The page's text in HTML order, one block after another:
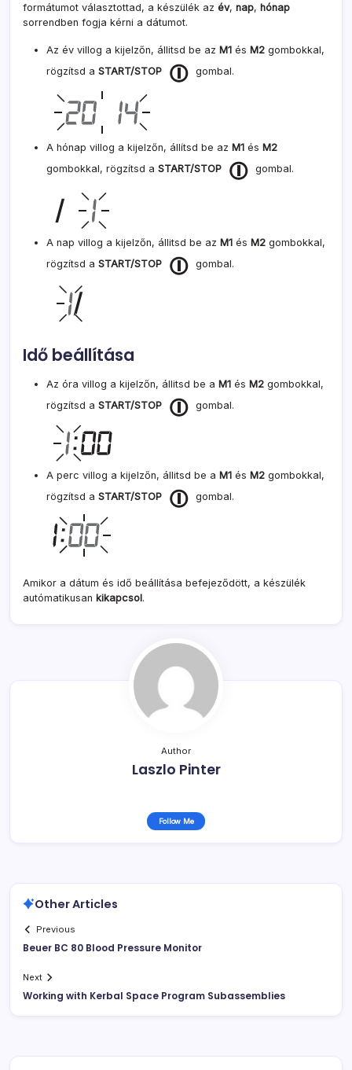
formátumot választottad, a készülék az év, nap, hónap
sorrendben fogja kérni a dátumot.
Az év villog a kijelzőn, állitsd be az M1 és M2 gombokkal,
rögzítsd a START/STOP gombal.
A hónap villog a kijelzőn, állítsd be az M1 és M2
gombokkal, rögzítsd a START/STOP gombal.
A nap villog a kijelzőn, állitsd be az M1 és M2 gombokkal,
rögzítsd a START/STOP gombal.
Idő beállítása
Az óra villog a kijelzőn, állitsd be a M1 és M2 gombokkal,
rögzítsd a START/STOP gombal.
A perc villog a kijelzőn, állitsd be a M1 és M2 gombokkal,
rögzítsd a START/STOP gombal.
Amikor a dátum és idő beállítása befejeződött, a készülék
autómatikusan kikapcsol.
Author
Laszlo Pinter
Follow Me
Other Articles
Previous
Beuer BC 80 Blood Pressure Monitor
Next
Working with Kerbal Space Program Subassemblies